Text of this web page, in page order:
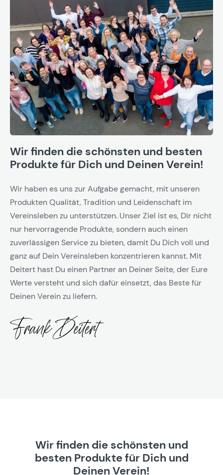
Wir finden die schönsten und besten
Produkte für Dich und Deinen Verein!
Wir haben es uns zur Aufgabe gemacht, mit unseren
Produkten Qualität, Tradition und Leidenschaft im
Vereinsleben zu unterstützen. Unser Ziel ist es, Dir nicht
nur hervorragende Produkte, sondern auch einen
zuverlässigen Service zu bieten, damit Du Dich voll und
ganz auf Dein Vereinsleben konzentrieren kannst. Mit
Deitert hast Du einen Partner an Deiner Seite, der Eure
Werte versteht und sich dafür einsetzt, das Beste für
Deinen Verein zu liefern.
Wir finden die schönsten und
besten Produkte für Dich und
Deinen Verein!